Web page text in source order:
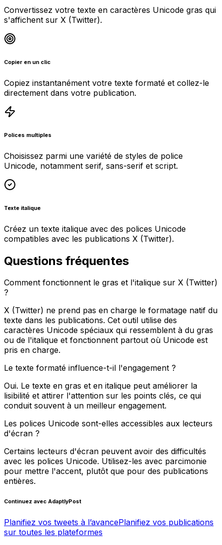
Convertissez votre texte en caractères Unicode gras qui
s'affichent sur X (Twitter).
Copier en un clic
Copiez instantanément votre texte formaté et collez-le
directement dans votre publication.
Polices multiples
Choisissez parmi une variété de styles de police
Unicode, notamment serif, sans-serif et script.
Texte italique
Créez un texte italique avec des polices Unicode
compatibles avec les publications X (Twitter).
Questions fréquentes
Comment fonctionnent le gras et l'italique sur X (Twitter)
?
X (Twitter) ne prend pas en charge le formatage natif du
texte dans les publications. Cet outil utilise des
caractères Unicode spéciaux qui ressemblent à du gras
ou de l'italique et fonctionnent partout où Unicode est
pris en charge.
Le texte formaté influence-t-il l'engagement ?
Oui. Le texte en gras et en italique peut améliorer la
lisibilité et attirer l'attention sur les points clés, ce qui
conduit souvent à un meilleur engagement.
Les polices Unicode sont-elles accessibles aux lecteurs
d'écran ?
Certains lecteurs d'écran peuvent avoir des difficultés
avec les polices Unicode. Utilisez-les avec parcimonie
pour mettre l'accent, plutôt que pour des publications
entières.
Continuez avec AdaptlyPost
Planifiez vos tweets à l’avancePlanifiez vos publications
sur toutes les plateformes